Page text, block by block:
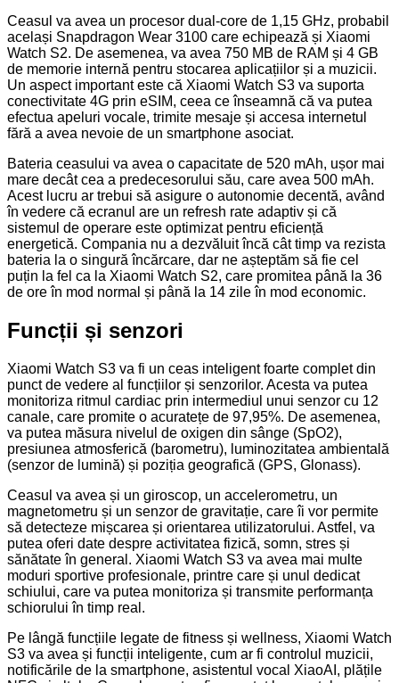
Ceasul va avea un procesor dual-core de 1,15 GHz, probabil
același Snapdragon Wear 3100 care echipează și Xiaomi
Watch S2. De asemenea, va avea 750 MB de RAM și 4 GB
de memorie internă pentru stocarea aplicațiilor și a muzicii.
Un aspect important este că Xiaomi Watch S3 va suporta
conectivitate 4G prin eSIM, ceea ce înseamnă că va putea
efectua apeluri vocale, trimite mesaje și accesa internetul
fără a avea nevoie de un smartphone asociat.
Bateria ceasului va avea o capacitate de 520 mAh, ușor mai
mare decât cea a predecesorului său, care avea 500 mAh.
Acest lucru ar trebui să asigure o autonomie decentă, având
în vedere că ecranul are un refresh rate adaptiv și că
sistemul de operare este optimizat pentru eficiență
energetică. Compania nu a dezvăluit încă cât timp va rezista
bateria la o singură încărcare, dar ne așteptăm să fie cel
puțin la fel ca la Xiaomi Watch S2, care promitea până la 36
de ore în mod normal și până la 14 zile în mod economic.
Funcții și senzori
Xiaomi Watch S3 va fi un ceas inteligent foarte complet din
punct de vedere al funcțiilor și senzorilor. Acesta va putea
monitoriza ritmul cardiac prin intermediul unui senzor cu 12
canale, care promite o acuratețe de 97,95%. De asemenea,
va putea măsura nivelul de oxigen din sânge (SpO2),
presiunea atmosferică (barometru), luminozitatea ambientală
(senzor de lumină) și poziția geografică (GPS, Glonass).
Ceasul va avea și un giroscop, un accelerometru, un
magnetometru și un senzor de gravitație, care îi vor permite
să detecteze mișcarea și orientarea utilizatorului. Astfel, va
putea oferi date despre activitatea fizică, somn, stres și
sănătate în general. Xiaomi Watch S3 va avea mai multe
moduri sportive profesionale, printre care și unul dedicat
schiului, care va putea monitoriza și transmite performanța
schiorului în timp real.
Pe lângă funcțiile legate de fitness și wellness, Xiaomi Watch
S3 va avea și funcții inteligente, cum ar fi controlul muzicii,
notificările de la smartphone, asistentul vocal XiaoAI, plățile